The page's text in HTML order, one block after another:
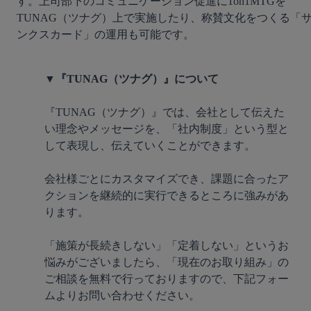
TUNAG（ツナグ）上で実施したり、称賛文化をつくる「
ンクスカード」の運用も可能です。
▼『TUNAG（ツナグ）』について
『TUNAG（ツナグ）』では、会社として伝えた
い理念やメッセージを、「社内制度」という型と
して表現し、伝えていくことができます。
会社様ごとにカスタマイズでき、課題に合ったア
クションを継続的に実行できるところに強みがあ
ります。
「施策が長続きしない」「定着しない」というお
悩みがございましたら、「現在のお取り組み」の
ご相談を無料で行っておりますので、下記フォー
ムよりお問い合わせください。